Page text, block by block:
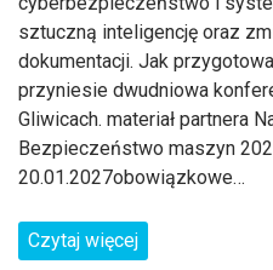
sztuczną inteligencję oraz
dokumentacji. Jak
przyniesie dwudniowa
Gliwicach. materiał partnera
Bezpieczeństwo maszyn
20.01.2027obowiązkowe…
Czytaj więcej